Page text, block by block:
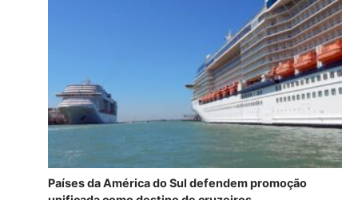
Países da América do Sul defendem promoção